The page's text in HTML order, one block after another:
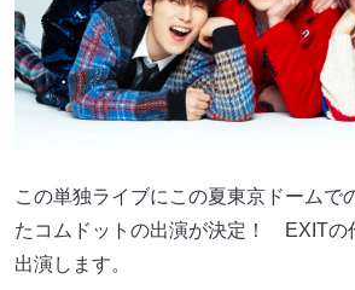
この単独ライブにこの夏東京ドームで
たコムドットの出演が決定！ EXITの
出演します。